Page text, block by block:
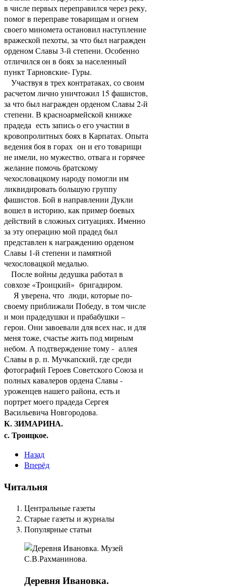
в числе первых переправился через реку,
помог в переправе товарищам и огнем
своего миномета остановил наступление
вражеской пехоты, за что был награжден
орденом Славы 3-й степени. Особенно
отличился он в боях за населенный
пункт Тарновские- Гуры.
Участвуя в трех контратаках, со своим
расчетом лично уничтожил 15 фашистов,
за что был награжден орденом Славы 2-й
степени. В красноармейской книжке
прадеда есть запись о его участии в
кровопролитных боях в Карпатах. Опыта
ведения боя в горах он и его товарищи
не имели, но мужество, отвага и горячее
желание помочь братскому
чехословацкому народу помогли им
ликвидировать большую группу
фашистов. Бой в направлении Дукли
вошел в историю, как пример боевых
действий в сложных ситуациях. Именно
за эту операцию мой прадед был
представлен к награждению орденом
Славы 1-й степени и памятной
чехословацкой медалью.
После войны дедушка работал в
совхозе «Троицкий» бригадиром.
Я уверена, что люди, которые по-
своему приближали Победу, в том числе
и мои прадедушки и прабабушки –
герои. Они завоевали для всех нас, и для
меня тоже, счастье жить под мирным
небом. А подтверждение тому - аллея
Славы в р. п. Мучкапский, где среди
фотографий Героев Советского Союза и
полных кавалеров ордена Славы -
уроженцев нашего района, есть и
портрет моего прадеда Сергея
Васильевича Новгородова.
К. ЗИМАРИНА.
с. Троицкое.
Назад
Вперёд
Читальня
Центральные газеты
Старые газеты и журналы
Популярные статьи
ДеревняИвановка.